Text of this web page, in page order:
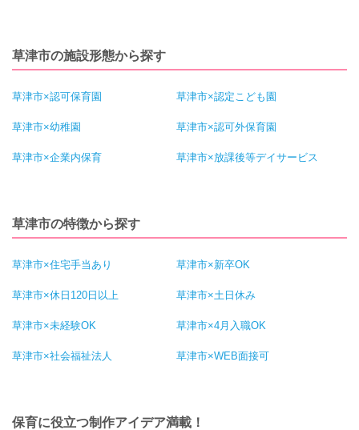
草津市の施設形態から探す
草津市×認可保育園 草津市×認定こども園
草津市×幼稚園 草津市×認可外保育園
草津市×企業内保育 草津市×放課後等デイサービス
草津市の特徴から探す
草津市×住宅手当あり 草津市×新卒OK
草津市×休日120日以上 草津市×土日休み
草津市×未経験OK 草津市×4月入職OK
草津市×社会福祉法人 草津市×WEB面接可
保育に役立つ制作アイデア満載！